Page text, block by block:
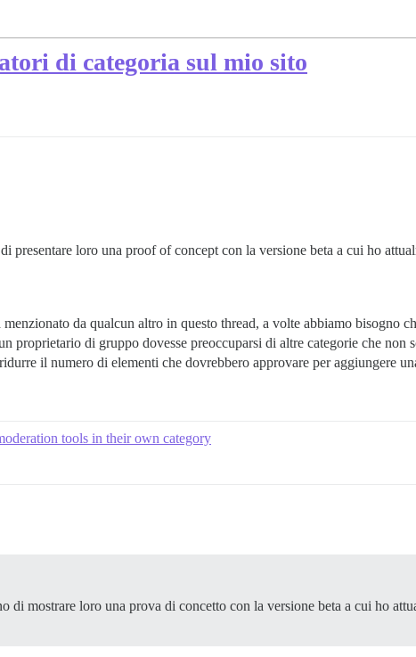
di categoria sul mio sito
loro una proof of concept con la versione beta a cui ho
da qualcun altro in questo thread, a volte abbiamo bisogno
proprietario di gruppo dovesse preoccuparsi di altre categorie che non
il numero di elementi che dovrebbero approvare per aggiungere
tools in their own category
mostrare loro una prova di concetto con la versione beta a cui ho